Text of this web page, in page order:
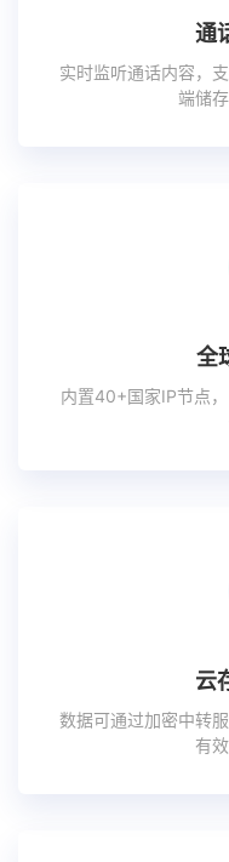
通
实时监听通话内容，
端储
全
内置40+国家IP节点
云
数据可通过加密中转
有